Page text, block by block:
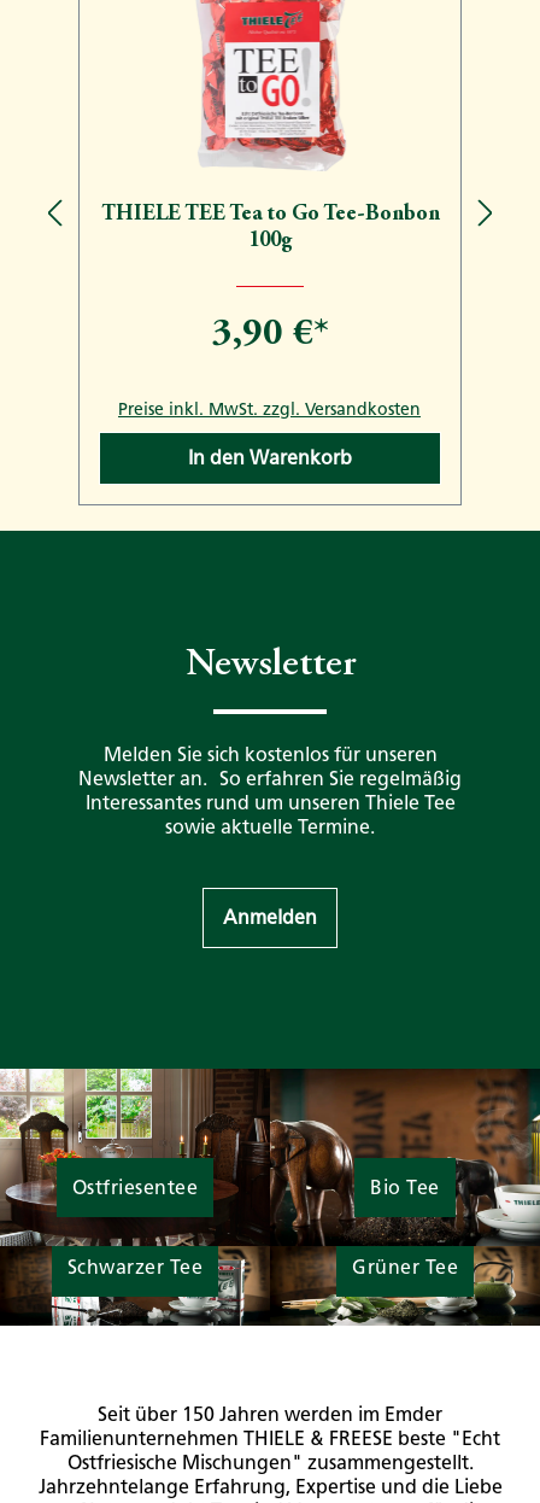
THIELE TEE Tea to Go Tee-Bonbon
100g
3,90 €*
Preise inkl. MwSt. zzgl. Versandkosten
In den Warenkorb
Newsletter
Melden Sie sich kostenlos für unseren
Newsletter an. So erfahren Sie regelmäßig
Interessantes rund um unseren Thiele Tee
sowie aktuelle Termine.
Anmelden
Ostfriesentee Bio Tee
Schwarzer Tee Grüner Tee
Seit über 150 Jahren werden im Emder
Familienunternehmen THIELE & FREESE beste "Echt
Ostfriesische Mischungen" zusammengestellt.
Jahrzehntelange Erfahrung, Expertise und die Liebe